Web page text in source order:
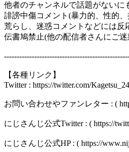
他者のチャンネルで話題がないに
誹謗中傷コメント(暴力的、性的、
荒らし、迷惑コメントなどには反
伝書鳩禁止(他の配信者さんにご
【各種リンク】
Twitter : https://twitter.com/
お問い合わせやファンレター : (
にじさんじ公式Twitter : ( https://
にじさんじ公式HP : ( https://